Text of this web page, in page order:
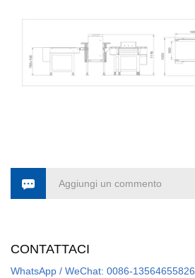
Aggiungi un commento
CONTATTACI
WhatsApp / WeChat: 0086-13564655826